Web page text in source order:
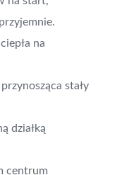
na
stały
działką
centrum